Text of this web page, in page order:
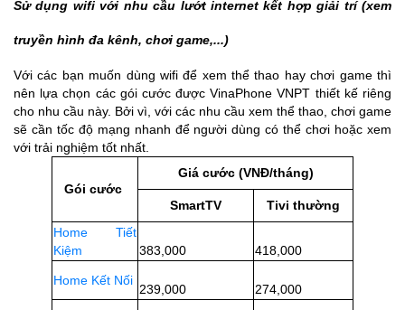
Sử dụng wifi với nhu cầu lướt internet kết hợp giải trí (xem
truyền hình đa kênh, chơi game,...)
Với các bạn muốn dùng wifi để xem thể thao hay chơi game thì
nên lựa chọn các gói cước được VinaPhone VNPT thiết kế riêng
cho nhu cầu này. Bởi vì, với các nhu cầu xem thể thao, chơi game
sẽ cần tốc độ mạng nhanh để người dùng có thể chơi hoặc xem
với trải nghiệm tốt nhất.
Gói cước
Giá cước (VNĐ/tháng)
SmartTV
Tivi thường
Home Tiết
Kiệm
383,000 418,000
Home Kết Nối
239,000 274,000